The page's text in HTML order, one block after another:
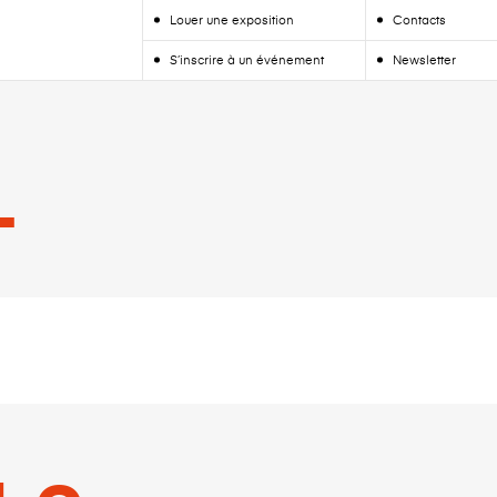
Louer une exposition
S’inscrire à un événement
Contacts
Newsletter